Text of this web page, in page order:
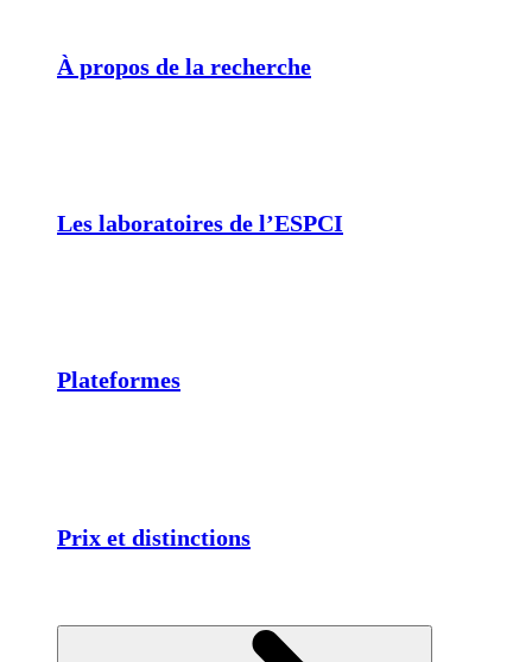
À propos de la recherche
Les laboratoires de l’ESPCI
Plateformes
Prix et distinctions